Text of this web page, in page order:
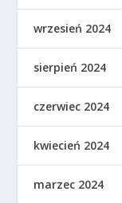
wrzesień 2024
sierpień 2024
czerwiec 2024
kwiecień 2024
marzec 2024